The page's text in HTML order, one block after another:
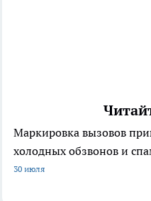
Маркировка вызовов
холодных обзвонов и
30 июля